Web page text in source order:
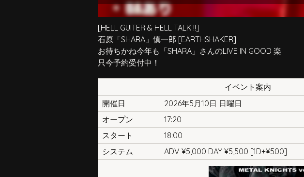
[HELL GUITER & HELL TALK !!]
石原「SHARA」慎一郎 [EARTHSHAKER]
お待ちかね今年も「SHARA」さんのLIVE IN GOOD 楽
只今予約受付中！
イベント案内
開催日
2026年5月10日 日曜日
オープン
17:20
スタート
18:00
システム
ADV ¥5,000 DAY ¥5,500 [1D+¥500]